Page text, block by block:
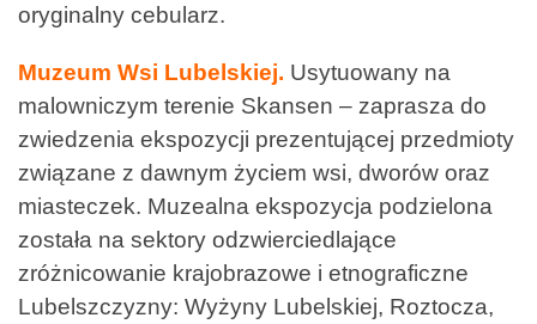
oryginalny cebularz.
Muzeum Wsi Lubelskiej. Usytuowany na
malowniczym terenie Skansen – zaprasza do
zwiedzenia ekspozycji prezentującej przedmioty
związane z dawnym życiem wsi, dworów oraz
miasteczek. Muzealna ekspozycja podzielona
została na sektory odzwierciedlające
zróżnicowanie krajobrazowe i etnograficzne
Lubelszczyzny: Wyżyny Lubelskiej, Roztocza,